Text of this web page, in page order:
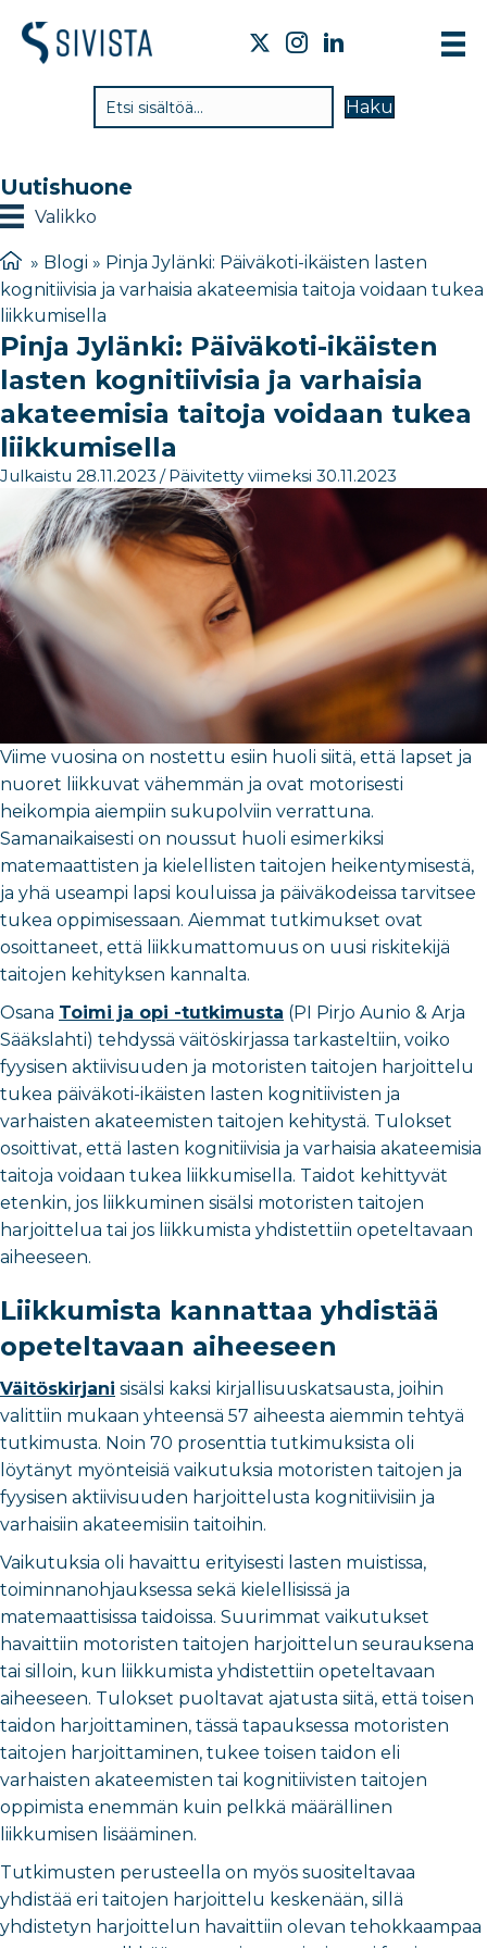
Haku
Uutishuone
Valikko
» Blogi » Pinja Jylänki: Päiväkoti-ikäisten lasten
kognitiivisia ja varhaisia akateemisia taitoja voidaan tukea
liikkumisella
Pinja Jylänki: Päiväkoti-ikäisten
lasten kognitiivisia ja varhaisia
akateemisia taitoja voidaan tukea
liikkumisella
Julkaistu 28.11.2023 / Päivitetty viimeksi 30.11.2023
Viime vuosina on nostettu esiin huoli siitä, että lapset ja
nuoret liikkuvat vähemmän ja ovat motorisesti
heikompia aiempiin sukupolviin verrattuna.
Samanaikaisesti on noussut huoli esimerkiksi
matemaattisten ja kielellisten taitojen heikentymisestä,
ja yhä useampi lapsi kouluissa ja päiväkodeissa tarvitsee
tukea oppimisessaan. Aiemmat tutkimukset ovat
osoittaneet, että liikkumattomuus on uusi riskitekijä
taitojen kehityksen kannalta.
Osana Toimi ja opi -tutkimusta (PI Pirjo Aunio & Arja
Sääkslahti) tehdyssä väitöskirjassa tarkasteltiin, voiko
fyysisen aktiivisuuden ja motoristen taitojen harjoittelu
tukea päiväkoti-ikäisten lasten kognitiivisten ja
varhaisten akateemisten taitojen kehitystä. Tulokset
osoittivat, että lasten kognitiivisia ja varhaisia akateemisia
taitoja voidaan tukea liikkumisella. Taidot kehittyvät
etenkin, jos liikkuminen sisälsi motoristen taitojen
harjoittelua tai jos liikkumista yhdistettiin opeteltavaan
aiheeseen.
Liikkumista kannattaa yhdistää
opeteltavaan aiheeseen
Väitöskirjani sisälsi kaksi kirjallisuuskatsausta, joihin
valittiin mukaan yhteensä 57 aiheesta aiemmin tehtyä
tutkimusta. Noin 70 prosenttia tutkimuksista oli
löytänyt myönteisiä vaikutuksia motoristen taitojen ja
fyysisen aktiivisuuden harjoittelusta kognitiivisiin ja
varhaisiin akateemisiin taitoihin.
Vaikutuksia oli havaittu erityisesti lasten muistissa,
toiminnanohjauksessa sekä kielellisissä ja
matemaattisissa taidoissa. Suurimmat vaikutukset
havaittiin motoristen taitojen harjoittelun seurauksena
tai silloin, kun liikkumista yhdistettiin opeteltavaan
aiheeseen. Tulokset puoltavat ajatusta siitä, että toisen
taidon harjoittaminen, tässä tapauksessa motoristen
taitojen harjoittaminen, tukee toisen taidon eli
varhaisten akateemisten tai kognitiivisten taitojen
oppimista enemmän kuin pelkkä määrällinen
liikkumisen lisääminen.
Tutkimusten perusteella on myös suositeltavaa
yhdistää eri taitojen harjoittelu keskenään, sillä
yhdistetyn harjoittelun havaittiin olevan tehokkaampaa